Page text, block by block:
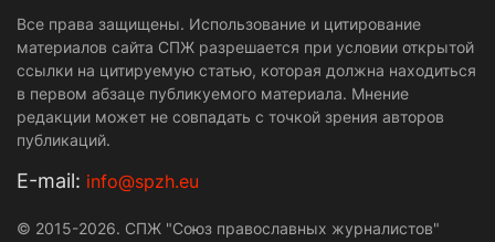
Все права защищены. Использование и цитирование
материалов сайта СПЖ разрешается при условии открытой
ссылки на цитируемую статью, которая должна находиться
в первом абзаце публикуемого материала. Мнение
редакции может не совпадать с точкой зрения авторов
публикаций.
Е-mail: info@spzh.eu
© 2015-2026. СПЖ "Союз православных журналистов"